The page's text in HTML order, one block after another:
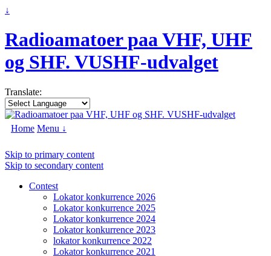
↓
Radioamatoer paa VHF, UHF
og SHF. VUSHF-udvalget
Translate:
Home Menu ↓
Skip to primary content
Skip to secondary content
Contest
Lokator konkurrence 2026
Lokator konkurrence 2025
Lokator konkurrence 2024
Lokator konkurrence 2023
lokator konkurrence 2022
Lokator konkurrence 2021